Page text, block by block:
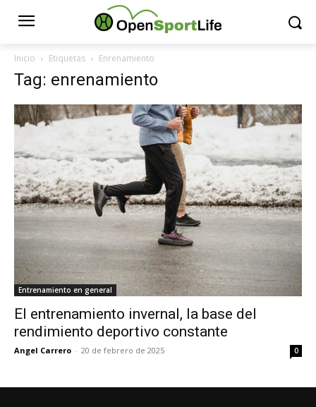
Inicio Etiquetas Enrenamiento
Tag: enrenamiento
Entrenamiento en general
El entrenamiento invernal, la base del
rendimiento deportivo constante
Angel Carrero - 20 de febrero de 2025 0